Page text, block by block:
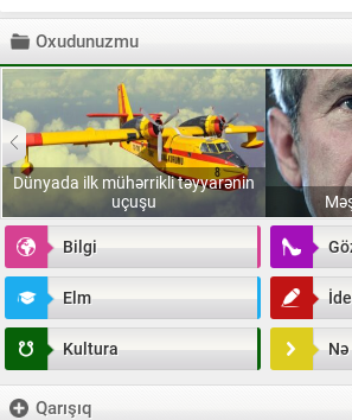
Oxudunuzmu
Dünyada ilk mühərrikli təyyarənin
uçuşu
Bilgi
Elm
Kultura
Qarışıq